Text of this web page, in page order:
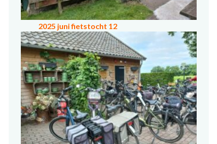
2025 juni fietstocht 12